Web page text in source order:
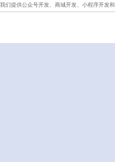
我们提供公众号开发、 商城开发、 小程序开发和